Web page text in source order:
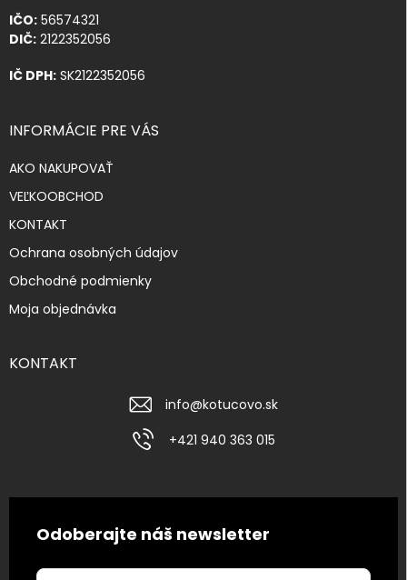
IČO: 56574321
DIČ: 2122352056
IČ DPH: SK2122352056
INFORMÁCIE PRE VÁS
AKO NAKUPOVAŤ
VEĽKOOBCHOD
KONTAKT
Ochrana osobných údajov
Obchodné podmienky
Moja objednávka
KONTAKT
info@kotucovo.sk
+421 940 363 015
Odoberajte náš newsletter